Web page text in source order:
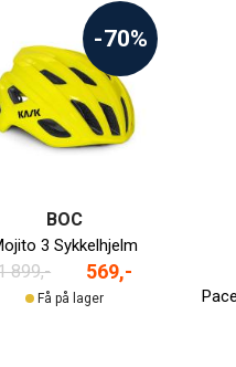
-70%
BOC
3 Sykkelhjelm
899,- 569,-
Få på lager